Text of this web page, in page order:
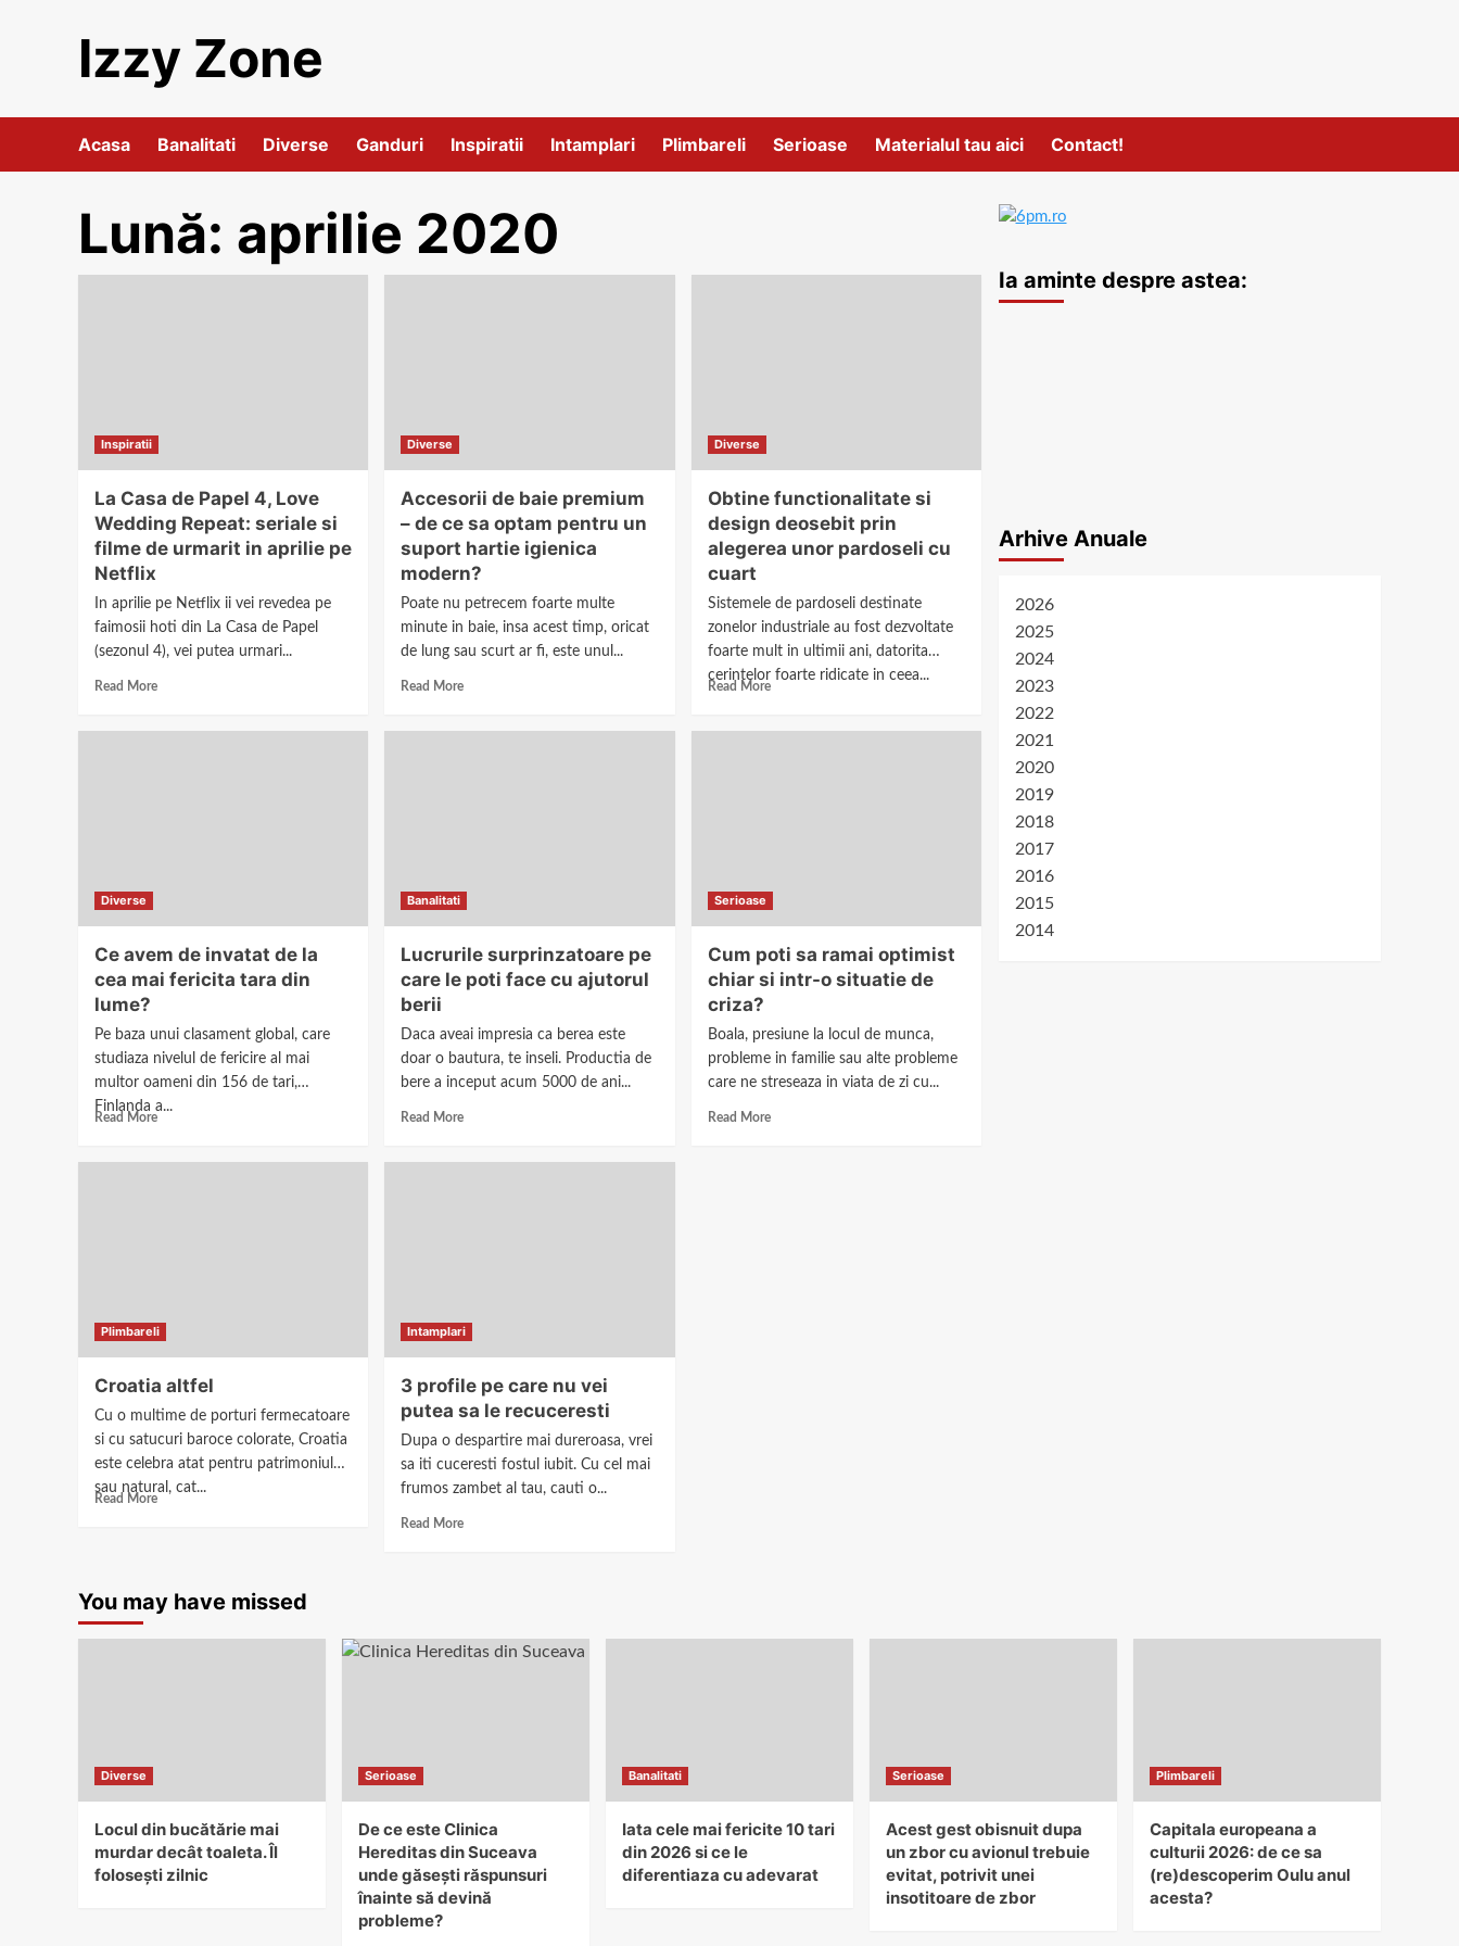
Izzy Zone
Acasa Banalitati Diverse Ganduri Inspiratii Intamplari Plimbareli Serioase Materialul tau aici Contact!
Lună: aprilie 2020
Inspiratii
La Casa de Papel 4, Love
Wedding Repeat: seriale si
filme de urmarit in aprilie pe
Netflix
In aprilie pe Netflix ii vei revedea pe
faimosii hoti din La Casa de Papel
(sezonul 4), vei putea urmari...
Read More
Diverse
Accesorii de baie premium
– de ce sa optam pentru un
suport hartie igienica
modern?
Poate nu petrecem foarte multe
minute in baie, insa acest timp, oricat
de lung sau scurt ar fi, este unul...
Read More
Diverse
Obtine functionalitate si
design deosebit prin
alegerea unor pardoseli cu
cuart
Sistemele de pardoseli destinate
zonelor industriale au fost dezvoltate
foarte mult in ultimii ani, datorita
cerintelor foarte ridicate in ceea...
Read More
Diverse
Ce avem de invatat de la
cea mai fericita tara din
lume?
Pe baza unui clasament global, care
studiaza nivelul de fericire al mai
multor oameni din 156 de tari,
Finlanda a...
Read More
Banalitati
Lucrurile surprinzatoare pe
care le poti face cu ajutorul
berii
Daca aveai impresia ca berea este
doar o bautura, te inseli. Productia de
bere a inceput acum 5000 de ani...
Read More
Serioase
Cum poti sa ramai optimist
chiar si intr-o situatie de
criza?
Boala, presiune la locul de munca,
probleme in familie sau alte probleme
care ne streseaza in viata de zi cu...
Read More
Plimbareli
Croatia altfel
Cu o multime de porturi fermecatoare
si cu satucuri baroce colorate, Croatia
este celebra atat pentru patrimoniul
sau natural, cat...
Read More
Intamplari
3 profile pe care nu vei
putea sa le recuceresti
Dupa o despartire mai dureroasa, vrei
sa iti cuceresti fostul iubit. Cu cel mai
frumos zambet al tau, cauti o...
Read More
Ia aminte despre astea:
Arhive Anuale
2026
2025
2024
2023
2022
2021
2020
2019
2018
2017
2016
2015
2014
You may have missed
Diverse
Locul din bucătărie mai
murdar decât toaleta. Îl
folosești zilnic
Serioase
De ce este Clinica
Hereditas din Suceava
unde găsești răspunsuri
înainte să devină
probleme?
Banalitati
Iata cele mai fericite 10 tari
din 2026 si ce le
diferentiaza cu adevarat
Serioase
Acest gest obisnuit dupa
un zbor cu avionul trebuie
evitat, potrivit unei
insotitoare de zbor
Plimbareli
Capitala europeana a
culturii 2026: de ce sa
(re)descoperim Oulu anul
acesta?